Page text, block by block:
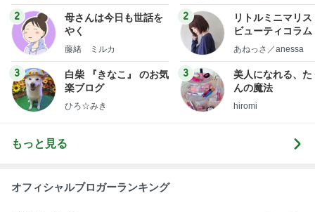
2
母さんは今日も世話を
やく
藤緒 ミルカ
3
白柴 『きなこ』 のお気
楽ブログ
ひろ☆みき
2
リトルミニマリス
ビューティコラ
little
あねっさ／anessa
3
美人になれる、た
んの魔法
hiromi
もっと見る
オフィシャルブロガーランキング